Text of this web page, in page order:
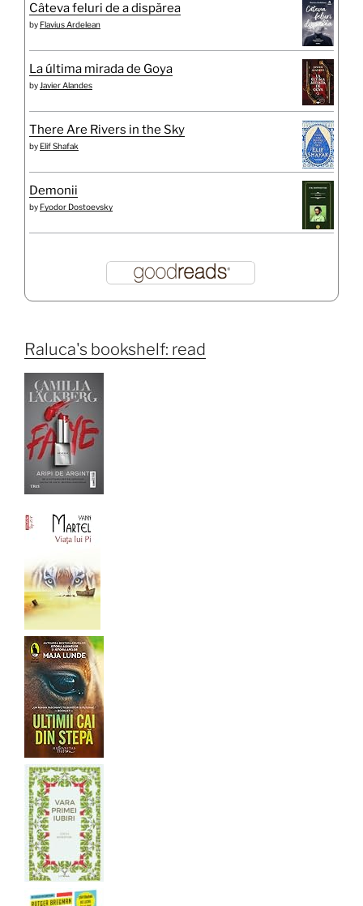
Câteva feluri de a dispărea
by Flavius Ardelean
La última mirada de Goya
by Javier Alandes
There Are Rivers in the Sky
by Elif Shafak
Demonii
by Fyodor Dostoevsky
Raluca's bookshelf: read